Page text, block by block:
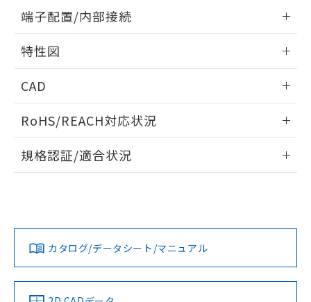
外形図
端子配置/内部接続
端子配置/内部接続
特性図
開閉容量
CAD
ドすることができます。
ログイン/会員登録
ダウンロードデータをご利用いただく前に、以下を必ずお読
みください。
ソフトウェアの使用条件
RoHS/REACH対応状況
EU RoHS 注意事項・凡例
対応済み
規格認証/適合状況
LR型式承認
（イギリス
船舶規格）
DNV型式承認
（ノルウェー
BV型式承認
（フランス
KR型式
（韓国
カタログ/データシート/マニュアル
していることから、特段のことがない限
り、2022年1月12日より割愛しておりま
す。